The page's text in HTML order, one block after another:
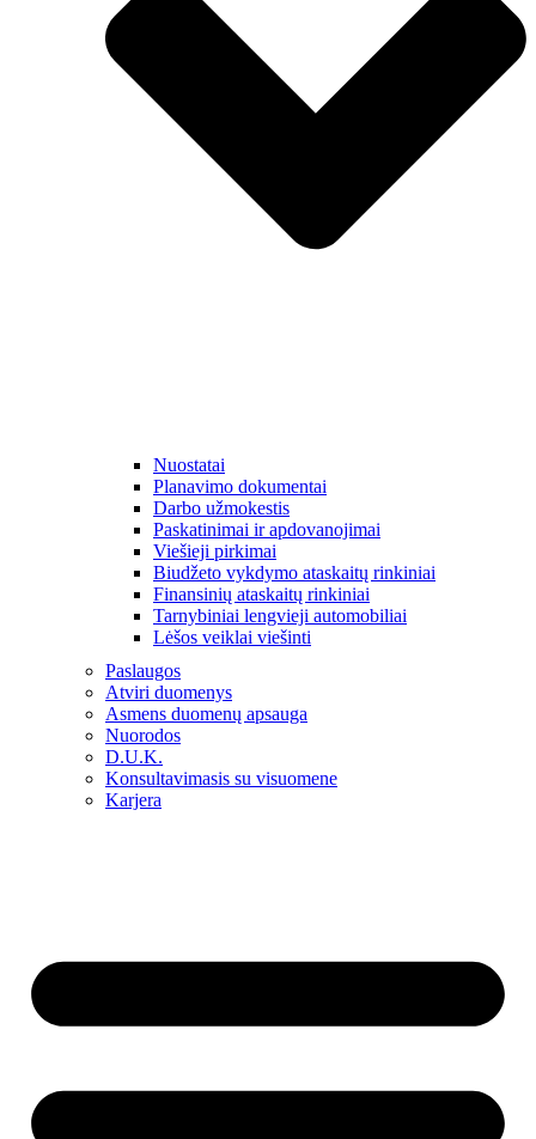
Nuostatai
Planavimo dokumentai
Darbo užmokestis
Paskatinimai ir apdovanojimai
Viešieji pirkimai
Biudžeto vykdymo ataskaitų rinkiniai
Finansinių ataskaitų rinkiniai
Tarnybiniai lengvieji automobiliai
Lėšos veiklai viešinti
Paslaugos
Atviri duomenys
Asmens duomenų apsauga
Nuorodos
D.U.K.
Konsultavimasis su visuomene
Karjera